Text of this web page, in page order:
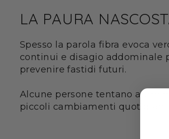
LA PAURA
Spesso la parola fibra evoca
continui e disagio addominale
prevenire fastidi futuri.
Alcune persone tentano
piccoli cambiamenti